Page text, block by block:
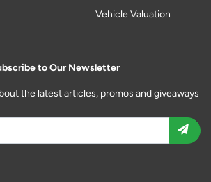
Vehicle Valuation
to Our Newsletter
the latest articles, promos and giveaways